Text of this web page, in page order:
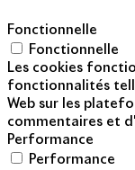
Fonctionnelle
Fonctionnelle
Les cookies
fonctionnalités
Web sur les
commentaires et
Performance
Performance